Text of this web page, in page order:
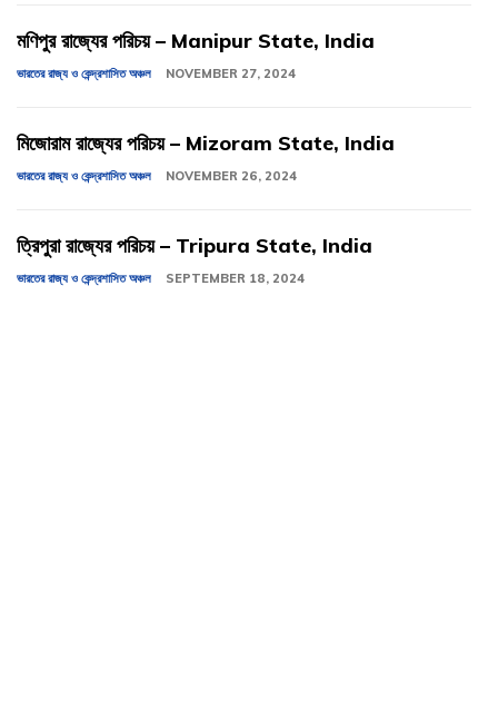
মণিপুর রাজ্যের পরিচয় – Manipur State, India
ভারতের রাজ্য ও কেন্দ্রশাসিত অঞ্চল NOVEMBER 27, 2024
মিজোরাম রাজ্যের পরিচয় – Mizoram State, India
ভারতের রাজ্য ও কেন্দ্রশাসিত অঞ্চল NOVEMBER 26, 2024
ত্রিপুরা রাজ্যের পরিচয় – Tripura State, India
ভারতের রাজ্য ও কেন্দ্রশাসিত অঞ্চল SEPTEMBER 18, 2024